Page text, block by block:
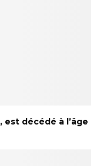
est décédé à l’âge